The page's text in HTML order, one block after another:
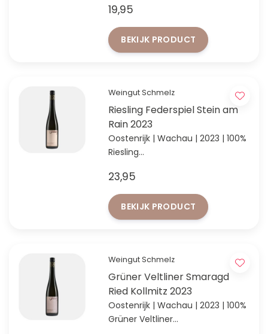
lösslagen, ideaal voor Grüner
Veltliner
19,95
BEKIJK PRODUCT
Weingut Schmelz
Riesling Federspiel Stein am
Rain 2023
Oostenrijk | Wachau | 2023 | 100%
Riesling
mineraliteit
23,95
BEKIJK PRODUCT
Weingut Schmelz
Grüner Veltliner Smaragd
Ried Kollmitz 2023
Oostenrijk | Wachau | 2023 | 100%
Grüner Veltliner